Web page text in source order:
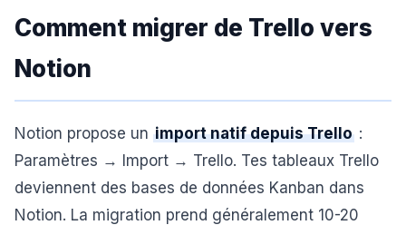
Comment migrer de Trello vers
Notion
Notion propose un import natif depuis Trello :
Paramètres → Import → Trello. Tes tableaux Trello
deviennent des bases de données Kanban dans
Notion. La migration prend généralement 10-20